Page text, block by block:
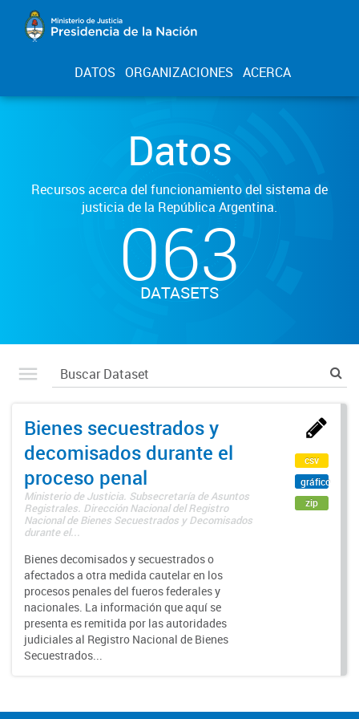
DATOS ORGANIZACIONES ACERCA
Datos
Recursos acerca del funcionamiento del sistema de
justicia de la República Argentina.
063
DATASETS
Bienes secuestrados y
decomisados durante el
proceso penal
Ministerio de Justicia. Subsecretaría de Asuntos
Registrales. Dirección Nacional del Registro
Nacional de Bienes Secuestrados y Decomisados
durante el...
Bienes decomisados y secuestrados o
afectados a otra medida cautelar en los
procesos penales del fueros federales y
nacionales. La información que aquí se
presenta es remitida por las autoridades
judiciales al Registro Nacional de Bienes
Secuestrados...
csv
gráfico
zip